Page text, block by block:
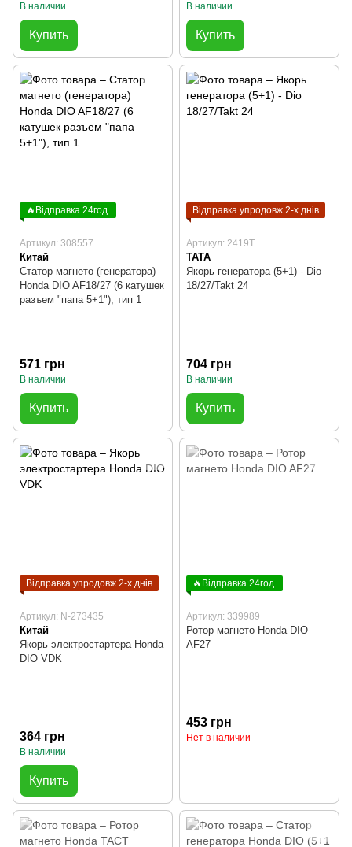
В наличии
Купить
В наличии
Купить
🔥Відправка 24год.
Артикул: 308557
Китай
Статор магнето (генератора)
Honda DIO AF18/27 (6 катушек
разъем "папа 5+1"), тип 1
571 грн
В наличии
Купить
Відправка упродовж 2-х днів
Артикул: 2419T
TATA
Якорь генератора (5+1) - Dio
18/27/Takt 24
704 грн
В наличии
Купить
Відправка упродовж 2-х днів
Артикул: N-273435
Китай
Якорь электростартера Honda
DIO VDK
364 грн
В наличии
Купить
🔥Відправка 24год.
Артикул: 339989
Ротор магнето Honda DIO
AF27
453 грн
Нет в наличии